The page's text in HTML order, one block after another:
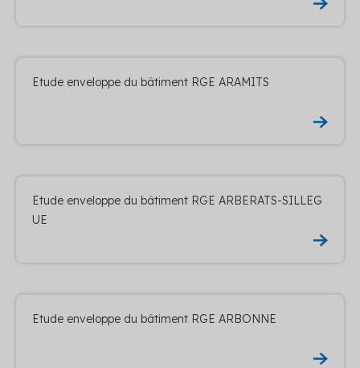
Etude enveloppe du bâtiment RGE ARAMITS
Etude enveloppe du bâtiment RGE ARBERATS-SILLEG
UE
Etude enveloppe du bâtiment RGE ARBONNE